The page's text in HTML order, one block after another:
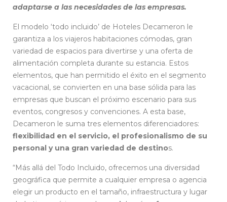
adaptarse a las necesidades de las empresas.
El modelo ‘todo incluido’ de Hoteles Decameron le
garantiza a los viajeros habitaciones cómodas, gran
variedad de espacios para divertirse y una oferta de
alimentación completa durante su estancia. Estos
elementos, que han permitido el éxito en el segmento
vacacional, se convierten en una base sólida para las
empresas que buscan el próximo escenario para sus
eventos, congresos y convenciones. A esta base,
Decameron le suma tres elementos diferenciadores:
flexibilidad en el servicio, el profesionalismo de su
personal y una gran variedad de destinos.
“Más allá del Todo Incluido, ofrecemos una diversidad
geográfica que permite a cualquier empresa o agencia
elegir un producto en el tamaño, infraestructura y lugar